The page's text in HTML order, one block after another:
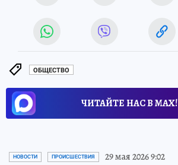
ОБЩЕСТВО
ЧИТАЙТЕ НАС В МАХ!
НОВОСТИ ПРОИСШЕСТВИЯ 29 мая 2026 9:02